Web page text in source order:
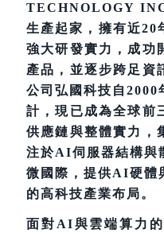
TECHNOLOGY
生產起家，擁有近20
強大研發實力，成功
產品，並逐步跨足資
公司弘國科技自2000
計，現已成為全球前
供應鏈與整體實力，
注於AI伺服器結構與
微國際，提供AI硬體
的高科技產業布局。
面對AI與雲端算力